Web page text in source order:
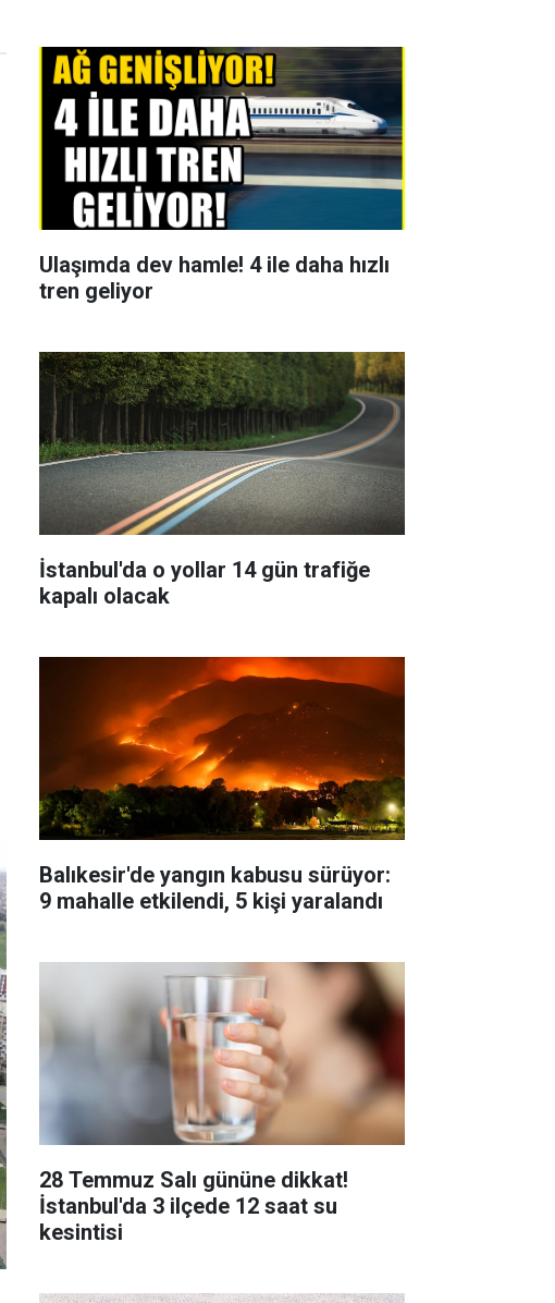
Ulaşımda dev hamle! 4 ile daha hızlı
tren geliyor
İstanbul'da o yollar 14 gün trafiğe
kapalı olacak
Balıkesir'de yangın kabusu sürüyor:
9 mahalle etkilendi, 5 kişi yaralandı
28 Temmuz Salı gününe dikkat!
İstanbul'da 3 ilçede 12 saat su
kesintisi